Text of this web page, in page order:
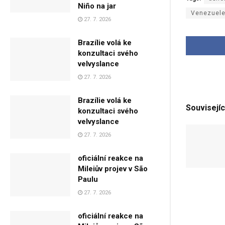
Niño na jar
27. 7. 2026
Brazílie volá ke
konzultaci svého
velvyslance
27. 7. 2026
Brazílie volá ke
konzultaci svého
velvyslance
27. 7. 2026
oficiální reakce na
Mileiův projev v São
Paulu
27. 7. 2026
oficiální reakce na
Venezuele